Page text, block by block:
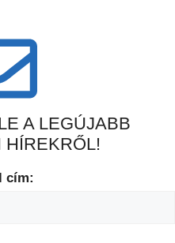
A LEGÚJABB
HÍREKRŐL!
cím: